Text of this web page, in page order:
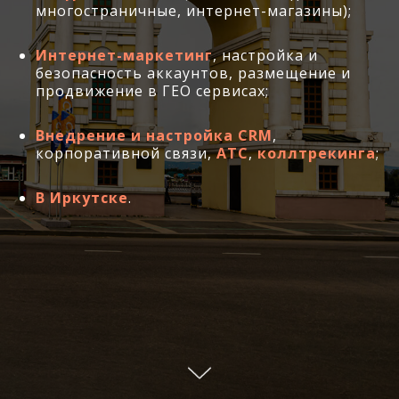
многостраничные, интернет-магазины);
Интернет-маркетинг, настройка и
безопасность аккаунтов, размещение и
продвижение в ГЕО сервисах;
Внедрение и настройка CRM,
корпоративной связи,АТС,коллтрекинга;
В Иркутске.